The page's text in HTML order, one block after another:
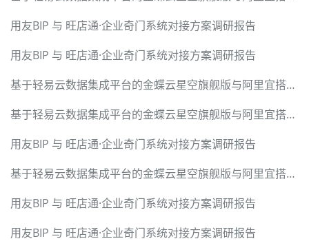
用友BIP 与 旺店通·企业奇门系统对接方案调研报告
用友BIP 与 旺店通·企业奇门系统对接方案调研报告
基于轻易云数据集成平台的金蝶云星空旗舰版与阿里宜搭高效对接解决方案
基于轻易云数据集成平台的金蝶云星空旗舰版与阿里宜搭高效对接解决方案
用友BIP 与 旺店通·企业奇门系统对接方案调研报告
基于轻易云数据集成平台的金蝶云星空旗舰版与阿里宜搭高效对接解决方案
用友BIP 与 旺店通·企业奇门系统对接方案调研报告
用友BIP 与 旺店通·企业奇门系统对接方案调研报告